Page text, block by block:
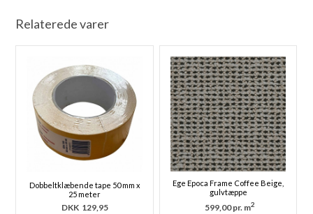
Relaterede varer
Dobbeltklæbende tape 50 mm x
25 meter
DKK 129,95
Ege Epoca Frame Coffee Beige,
gulvtæppe
599,00 pr. m2